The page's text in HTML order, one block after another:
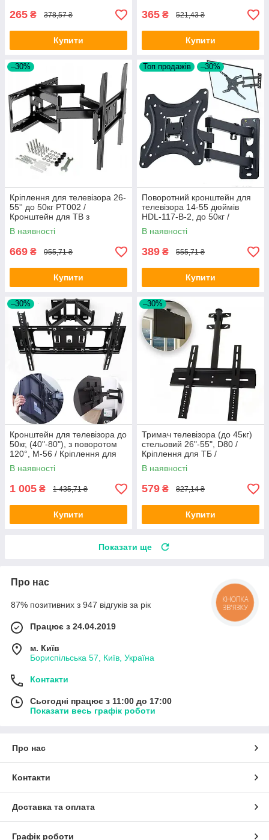
265 ₴ 378,57 ₴
Купити
365 ₴ 521,43 ₴
Купити
–30%
Кріплення для телевізора 26-
55'' до 50кг PT002 /
Кронштейн для ТВ з
поворотом / Настінний
тримач для ТВ
В наявності
669 ₴ 955,71 ₴
Купити
Топ продажів –30%
Поворотний кронштейн для
телевізора 14-55 дюймів
HDL-117-B-2, до 50кг /
Настінне кріплення для
телевізора та монітора
В наявності
389 ₴ 555,71 ₴
Купити
–30%
Кронштейн для телевізора до
50кг, (40"-80"), з поворотом
120°, M-56 / Кріплення для
телевізора поворотне
В наявності
1 005 ₴ 1 435,71 ₴
Купити
–30%
Тримач телевізора (до 45кг)
стельовий 26"-55", D80 /
Кріплення для ТБ /
Кронштейн на стелю
В наявності
579 ₴ 827,14 ₴
Купити
Показати ще
Про нас
87% позитивних з 947 відгуків за рік
Працює з 24.04.2019
м. Київ
Бориспільська 57, Київ, Україна
Контакти
Сьогодні працює з 11:00 до 17:00
Показати весь графік роботи
Про нас
Контакти
Доставка та оплата
Графік роботи
КНОПКА
ЗВ'ЯЗКУ